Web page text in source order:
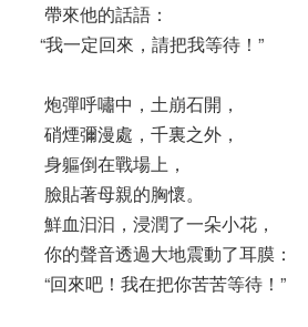
帶來他的話語：
“我一定回來，請把我等待！”
炮彈呼嘯中，土崩石開，
硝煙彌漫處，千裏之外，
身軀倒在戰場上，
臉貼著母親的胸懷。
鮮血汩汩，浸潤了一朵小花，
你的聲音透過大地震動了耳膜：
“回來吧！我在把你苦苦等待！”